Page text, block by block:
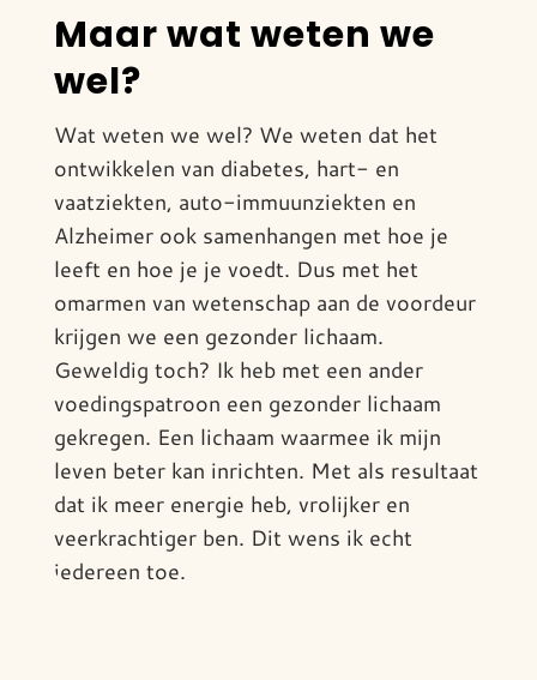
Maar wat weten we
wel?
Wat weten we wel? We weten dat het
ontwikkelen van diabetes, hart- en
vaatziekten, auto-immuunziekten en
Alzheimer ook samenhangen met hoe je
leeft en hoe je je voedt. Dus met het
omarmen van wetenschap aan de voordeur
krijgen we een gezonder lichaam.
Geweldig toch? Ik heb met een ander
voedingspatroon een gezonder lichaam
gekregen. Een lichaam waarmee ik mijn
leven beter kan inrichten. Met als resultaat
dat ik meer energie heb, vrolijker en
veerkrachtiger ben. Dit wens ik echt
iedereen toe.